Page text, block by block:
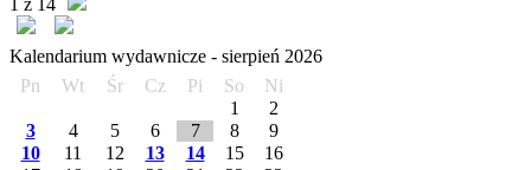
1 z 14
Kalendarium wydawnicze - sierpień 2026
Pn
Wt Śr Cz Pi So
Ni
1
2
3
4 5 6 7 8
9
10
11 12 13 14 15
16